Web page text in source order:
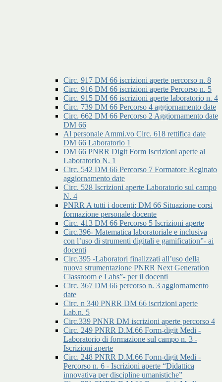
Circ. 917 DM 66 iscrizioni aperte percorso n. 8
Circ. 916 DM 66 iscrizioni aperte Percorso n. 5
Circ. 915 DM 66 iscrizioni aperte laboratorio n. 4
Circ. 739 DM 66 Percorso 4 aggiornamento date
Circ. 662 DM 66 Percorso 2 Aggiornamento date
DM 66
Al personale Ammi.vo Circ. 618 rettifica date
DM 66 Laboratorio 1
DM 66 PNRR Digit Form Iscrizioni aperte al
Laboratorio N. 1
Circ. 542 DM 66 Percorso 7 Formatore Reginato
aggiornamento date
Circ. 528 Iscrizioni aperte Laboratorio sul campo
N. 4
PNRR A tutti i docenti: DM 66 Situazione corsi
formazione personale docente
Circ. 413 DM 66 Percorso 5 Iscrizioni aperte
Circ.396- Matematica laboratoriale e inclusiva
con l’uso di strumenti digitali e gamification”- ai
docenti
Circ.395 -Laboratori finalizzati all’uso della
nuova strumentazione PNRR Next Generation
Classroom e Labs”- per il docenti
Circ. 367 DM 66 percorso n. 3 aggiornamento
date
Circ. n 340 PNRR DM 66 iscrizioni aperte
Lab.n. 5
Circ.339 PNNR DM iscrizioni aperte percorso 4
Circ. 249 PNRR D.M.66 Form-digit Medi -
Laboratorio di formazione sul campo n. 3 -
Iscrizioni aperte
Circ. 248 PNRR D.M.66 Form-digit Medi -
Percorso n. 6 - Iscrizioni aperte “Didattica
innovativa per discipline umanistiche”